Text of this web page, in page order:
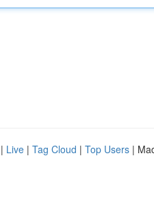
| Live | Tag Cloud | Top Users |